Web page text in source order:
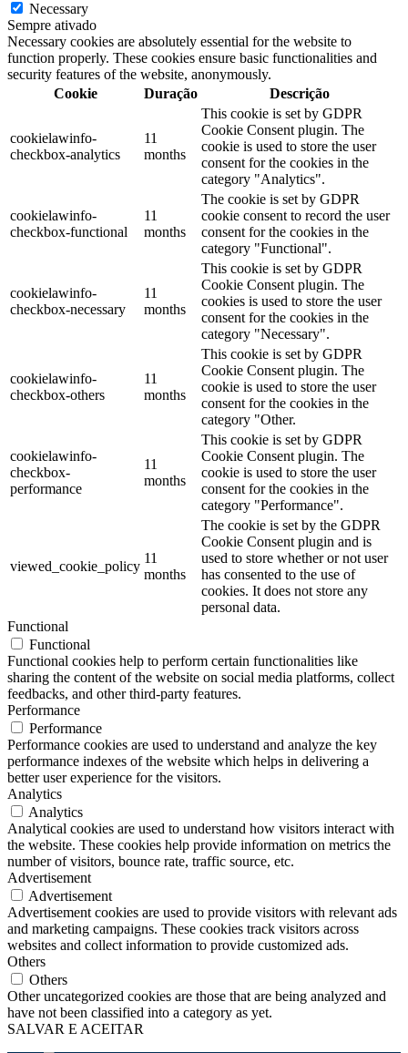
Necessary
Sempre ativado
Necessary cookies are absolutely essential for the website to
function properly. These cookies ensure basic functionalities and
security features of the website, anonymously.
Cookie
Duração Descrição
cookielawinfo-
checkbox-analytics
11
months
This cookie is set by GDPR
Cookie Consent plugin. The
cookie is used to store the user
consent for the cookies in the
category "Analytics".
cookielawinfo-
checkbox-functional
11
months
The cookie is set by GDPR
cookie consent to record the user
consent for the cookies in the
category "Functional".
cookielawinfo-
checkbox-necessary
11
months
This cookie is set by GDPR
Cookie Consent plugin. The
cookies is used to store the user
consent for the cookies in the
category "Necessary".
cookielawinfo-
checkbox-others
11
months
This cookie is set by GDPR
Cookie Consent plugin. The
cookie is used to store the user
consent for the cookies in the
category "Other.
cookielawinfo-
checkbox-
performance
11
months
This cookie is set by GDPR
Cookie Consent plugin. The
cookie is used to store the user
consent for the cookies in the
category "Performance".
viewed_cookie_policy
11
months
The cookie is set by the GDPR
Cookie Consent plugin and is
used to store whether or not user
has consented to the use of
cookies. It does not store any
personal data.
Functional
Functional
Functional cookies help to perform certain functionalities like
sharing the content of the website on social media platforms, collect
feedbacks, and other third-party features.
Performance
Performance
Performance cookies are used to understand and analyze the key
performance indexes of the website which helps in delivering a
better user experience for the visitors.
Analytics
Analytics
Analytical cookies are used to understand how visitors interact with
the website. These cookies help provide information on metrics the
number of visitors, bounce rate, traffic source, etc.
Advertisement
Advertisement
Advertisement cookies are used to provide visitors with relevant ads
and marketing campaigns. These cookies track visitors across
websites and collect information to provide customized ads.
Others
Others
Other uncategorized cookies are those that are being analyzed and
have not been classified into a category as yet.
SALVAR E ACEITAR